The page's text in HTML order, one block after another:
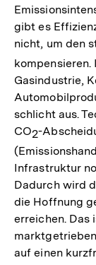
gibt es
nicht, um den
kompensieren.
Gasindustrie,
schlicht aus.
CO2-
Infrastruktur
Dadurch wird
die Hoffnung
erreichen. Das
auf einen